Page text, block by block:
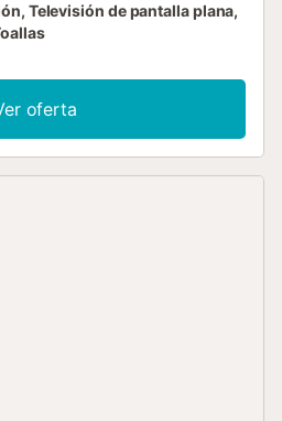
Televisión de pantalla plana,
oferta